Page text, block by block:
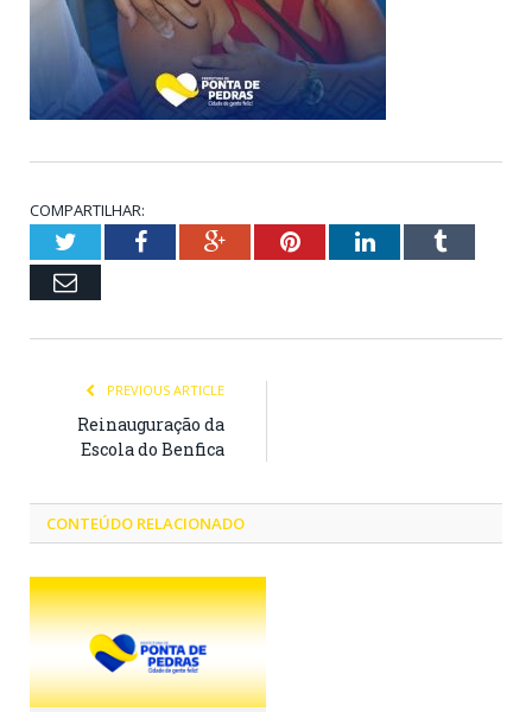
COMPARTILHAR:
TwitterFacebookGoogle+PinterestLinkedInTumblr
Email
PREVIOUS ARTICLE
Reinauguração da
Escola do Benfica
CONTEÚDO RELACIONADO